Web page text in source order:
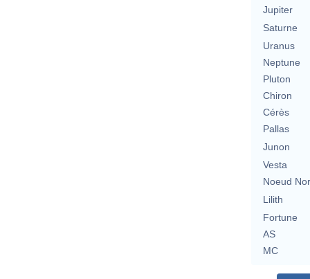
Jupiter
Saturne
Uranus
Neptune
Pluton
Chiron
Cérès
Pallas
Junon
Vesta
Noeud
Lilith
Fortune
AS
MC